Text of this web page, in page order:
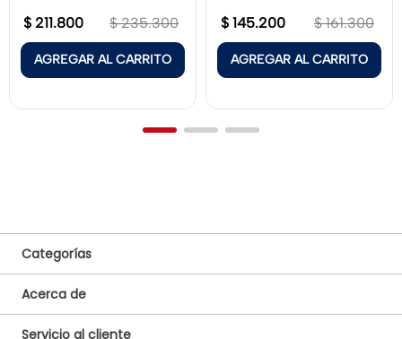
$ 235.300
$ 211.800
AGREGAR AL CARRITO
$ 161.300
$ 145.200
AGREGAR AL CARRITO
Categorías
Baterías
Llantas
Lubricantes Y Líquidos
Acerca de
¿Quiénes somos?
Servicio al cliente